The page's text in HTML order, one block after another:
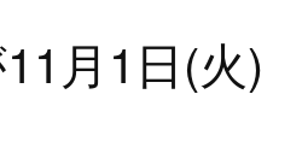
月1日(火)